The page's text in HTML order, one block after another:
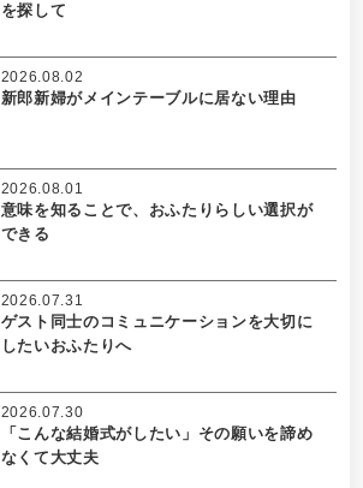
を探して
新郎新婦がメインテーブルに居ない理由
2026.08.02
意味を知ることで、おふたりらしい選択が
できる
2026.08.01
ゲスト同士のコミュニケーションを大切に
したいおふたりへ
2026.07.31
「こんな結婚式がしたい」その願いを諦め
なくて大丈夫
2026.07.30